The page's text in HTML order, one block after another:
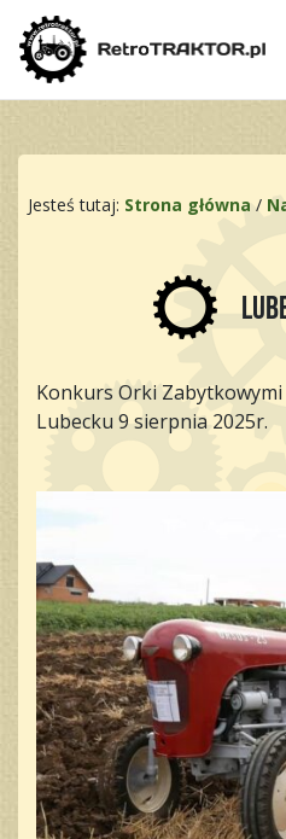
Jesteś tutaj: Strona główna /
Konkurs Orki
Lubecku 9 sierpnia 2025r.